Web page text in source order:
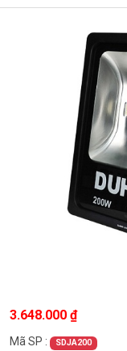
3.648.000 ₫
Mã SP : SDJA200